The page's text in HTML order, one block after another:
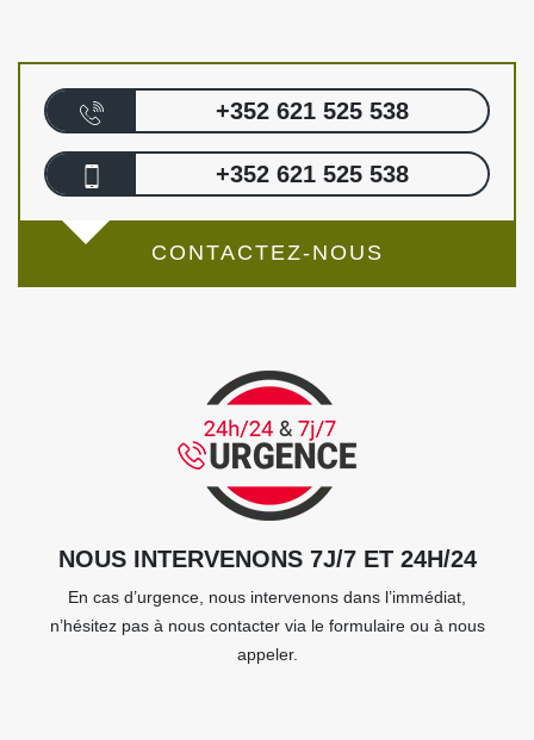
+352 621 525 538
+352 621 525 538
CONTACTEZ-NOUS
NOUS INTERVENONS 7J/7 ET 24H/24
En cas d’urgence, nous intervenons dans l’immédiat,
n’hésitez pas à nous contacter via le formulaire ou à nous
appeler.